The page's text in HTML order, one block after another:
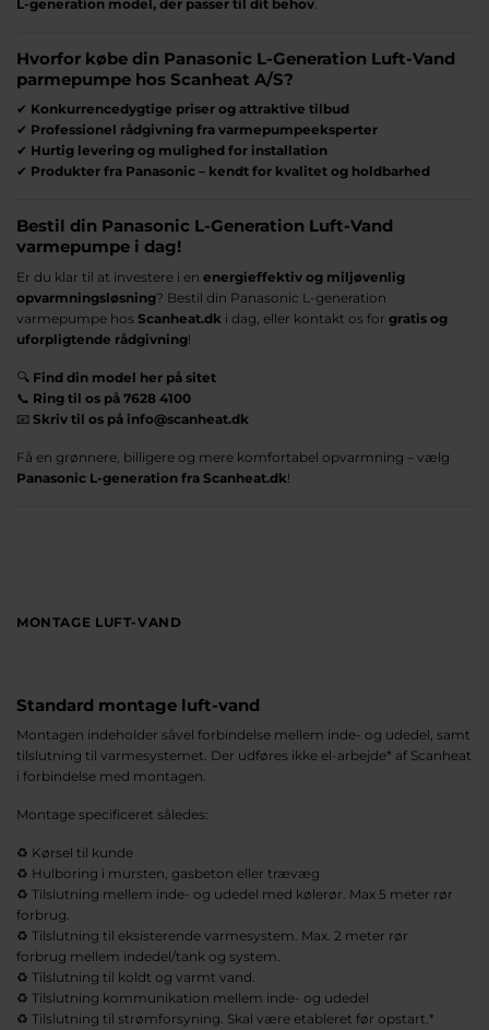
L-generation model, der passer til dit behov
Hvorfor købe din Panasonic L-Generation Luft-Vand
parmepumpe hos Scanheat A/S?
✔ Konkurrencedygtige priser og attraktive tilbud
✔ Professionel rådgivning fra varmepumpeeksperter
✔ Hurtig levering og mulighed for installation
✔ Produkter fra Panasonic – kendt for kvalitet og holdbarhed
Bestil din Panasonic L-Generation Luft-Vand
varmepumpe i dag!
Er du klar til at investere i en energieffektiv og miljøvenlig
opvarmningsløsning? Bestil din Panasonic L-generation
varmepumpe hos Scanheat.dk i dag, eller kontakt os for gratis og
uforpligtende rådgivning!
🔍 Find din model her på sitet
📞 Ring til os på 7628 4100
📧 Skriv til os på info@scanheat.dk
Få en grønnere, billigere og mere komfortabel opvarmning – vælg
Panasonic L-generation fra Scanheat.dk!
MONTAGE LUFT-VAND
Standard montage luft-vand
Montagen indeholder såvel forbindelse mellem inde- og udedel, samt
tilslutning til varmesystemet. Der udføres ikke el-arbejde* af Scanheat
i forbindelse med montagen.
Montage specificeret således:
♻️ Kørsel til kunde
♻️ Hulboring i mursten, gasbeton eller trævæg
♻️ Tilslutning mellem inde- og udedel med kølerør. Max 5 meter rør
forbrug.
♻️ Tilslutning til eksisterende varmesystem. Max. 2 meter rør
forbrug mellem indedel/tank og system.
♻️ Tilslutning til koldt og varmt vand.
♻️ Tilslutning kommunikation mellem inde- og udedel
♻️ Tilslutning til strømforsyning. Skal være etableret før opstart.*